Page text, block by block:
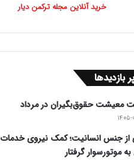
خرید آنلاین مجله ترکمن دیار
پر بازدیدها
معیشت حقوق‌بگیران در مرداد
۰۵-۱۶
از جنس انسانیت؛ کمک نیروی خدمات
موتورسوار گرفتار